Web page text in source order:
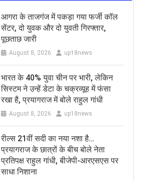
आगरा के ताजगंज में पकड़ा गया फर्जी कॉल
सेंटर, दो युवक और दो युवती गिरफ्तार,
पूछताछ जारी
August 8, 2026 up18news
भारत के 40% युवा चीन पर भारी, लेकिन
सिस्टम ने उन्हें डेटा के चक्रव्यूह में फंसा
रखा है, प्रयागराज में बोले राहुल गांधी
August 8, 2026 up18news
रील्स 21वीं सदी का नया नशा है…
प्रयागराज के छात्रों के बीच बोले नेता
प्रतिपक्ष राहुल गांधी, बीजेपी-आरएसएस पर
साधा निशाना